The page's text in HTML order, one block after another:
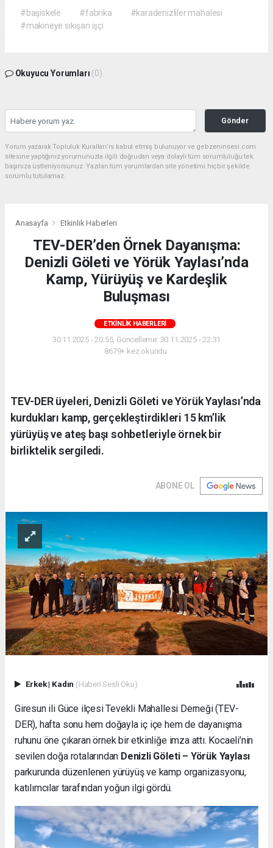
#başiskele #fabrika
#karadenizliler mahalesi
#makineye sıkışan işçi
Okuyucu Yorumları (0)
Gönder
Yorum yazarak Topluluk Kuralları’nı kabul etmiş bulunuyor ve gebzeninsesi.com
sitesine yaptığınız yorumunuzla ilgili doğrudan veya dolaylı tüm sorumluluğu tek
başınıza üstleniyorsunuz. Yazılan tüm yorumlardan site yönetimi hiçbir şekilde
sorumlu tutulamaz.
Anasayfa Etkinlik Haberleri
TEV-DER’den Örnek Dayanışma:
Denizli Göleti ve Yörük Yaylası’nda
Kamp, Yürüyüş ve Kardeşlik
Buluşması
ETKINLIK HABERLERI
30.11.2025 - 20:55, Güncelleme: 30.11.2025 - 22:31
8679+ kez okundu.
TEV-DER üyeleri, Denizli Göleti ve Yörük Yaylası’nda
kurdukları kamp, gerçekleştirdikleri 15 km’lik
yürüyüş ve ateş başı sohbetleriyle örnek bir
birliktelik sergiledi.
ABONE OL
Erkek| Kadın (Haberi Sesli Oku)
Giresun ili Güce ilçesi Tevekli Mahallesi Derneği (TEV-
DER), hafta sonu hem doğayla iç içe hem de dayanışma
ruhunu öne çıkaran örnek bir etkinliğe imza attı. Kocaeli’nin
sevilen doğa rotalarından Denizli Göleti – Yörük Yaylası
parkurunda düzenlenen yürüyüş ve kamp organizasyonu,
katılımcılar tarafından yoğun ilgi gördü.